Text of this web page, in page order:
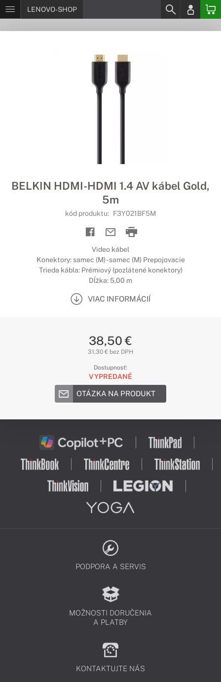
LENOVO-SHOP
BELKIN HDMI-HDMI 1.4 AV kábel Gold,
5m
kód produktu: F3Y021BF5M
Video kábel
Konektory: samec (M) - samec (M) Prepojovacie
Trieda kábla: Prémiový (pozlátené konektory)
Dĺžka: 5,00 m
VIAC INFORMÁCIÍ
38,50 €
31,30 € bez DPH
Dostupnosť:
VYPREDANÉ
OTÁZKA NA PRODUKT
PODPORA A SERVIS
MOŽNOSTI DORUČENIA
A PLATBY
KONTAKTUJTE NÁS